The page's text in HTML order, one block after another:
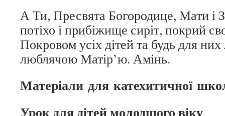
А Ти, Пресвята Богородице, Мати і
потіхо і прибіжище сиріт, покрий
Покровом усіх дітей та будь для
люблячою Матір’ю. Амінь.
Матеріали для катехитичної
Урок для дітей молодшого віку